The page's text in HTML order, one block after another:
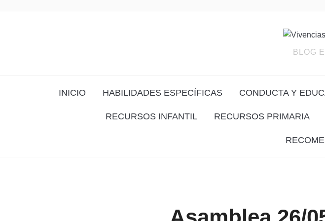
BLOG
INICIO HABILIDADES ESPECÍFICAS CONDUCTA Y
RECURSOS INFANTIL RECURSOS PRIMARIA